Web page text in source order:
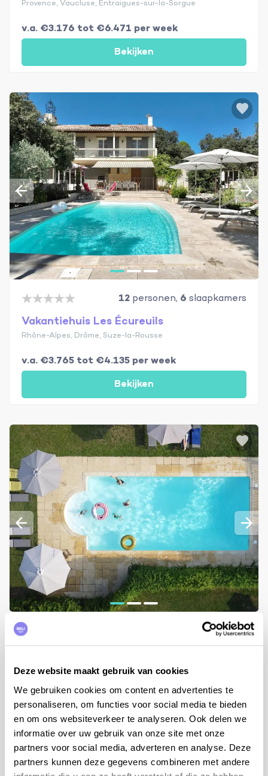
Deze website maakt gebruik van cookies
We gebruiken cookies om content en advertenties te
personaliseren, om functies voor social media te bieden
en om ons websiteverkeer te analyseren. Ook delen we
informatie over uw gebruik van onze site met onze
partners voor social media, adverteren en analyse. Deze
partners kunnen deze gegevens combineren met andere
Provence, Vaucluse, Entraigues-sur-la-Sorgue
v.a. €3.176 tot €6.471 per week
Bekijken
12 personen, 6 slaapkamers
Vakantiehuis Les Écureuils
Rhône-Alpes, Drôme, Suze-la-Rousse
v.a. €3.765 tot €4.135 per week
Bekijken
slaapkamers
Fleuve & La Vallée
v.a. €1.340 tot €2.680 per week
Bekijken